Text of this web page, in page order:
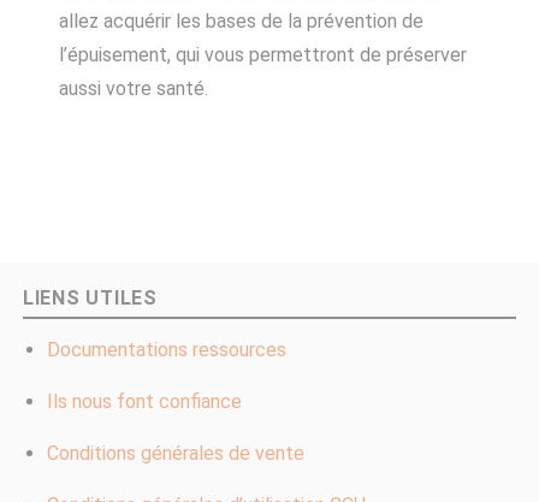
allez acquérir les bases de la prévention de
l’épuisement, qui vous permettront de préserver
aussi votre santé.
LIENS UTILES
Documentations ressources
Ils nous font confiance
Conditions générales de vente